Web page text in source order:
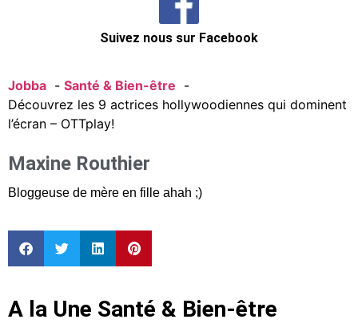
Suivez nous sur Facebook
Jobba
Santé & Bien-être
Découvrez les 9 actrices hollywoodiennes qui dominent
l’écran – OTTplay!
Maxine Routhier
Bloggeuse de mère en fille ahah ;)
A la Une Santé & Bien-être